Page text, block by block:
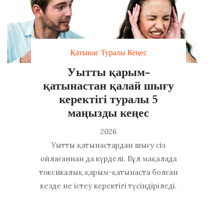
Қатынас Туралы Кеңес
Уытты қарым-
қатынастан қалай шығу
керектігі туралы 5
маңызды кеңес
2026
Уытты қатынастардан шығу сіз
ойлағаннан да күрделі. Бұл мақалада
токсикалық қарым-қатынаста болған
кезде не істеу керектігі түсіндіріледі.